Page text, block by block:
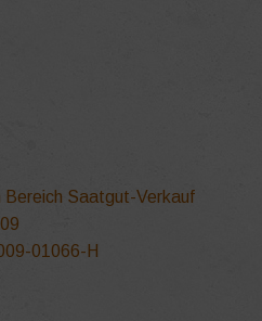
Saatgut-Verkauf
01066-H